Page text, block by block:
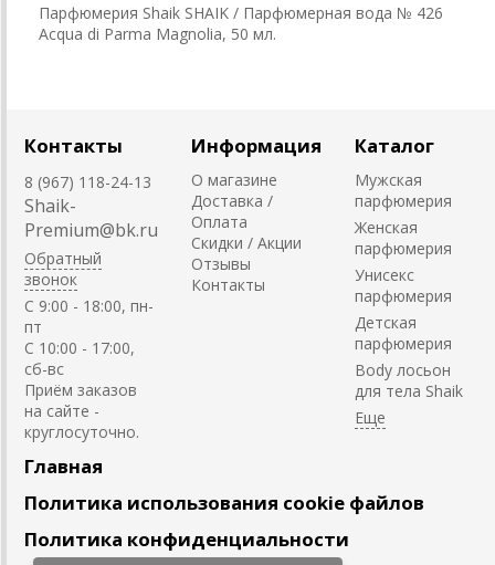
Парфюмерия Shaik SHAIK / Парфюмерная вода № 426
Acqua di Parma Magnolia, 50 мл.
Контакты
8 (967) 118-24-13
Shaik-
Premium@bk.ru
Обратный
звонок
C 9:00 - 18:00, пн-
пт
С 10:00 - 17:00,
сб-вс
Приём заказов
на сайте -
круглосуточно.
Информация
О магазине
Доставка /
Оплата
Скидки / Акции
Отзывы
Контакты
Каталог
Мужская
парфюмерия
Женская
парфюмерия
Унисекс
парфюмерия
Детская
парфюмерия
Body лосьон
для тела Shaik
Главная
Политика использования cookie файлов
Политика конфиденциальности